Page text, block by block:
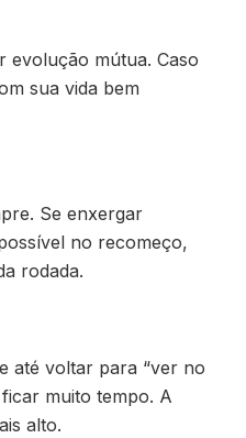
evolução mútua. Caso
sua vida bem
Se enxergar
no recomeço,
rodada.
até voltar para “ver no
muito tempo. A
alto.